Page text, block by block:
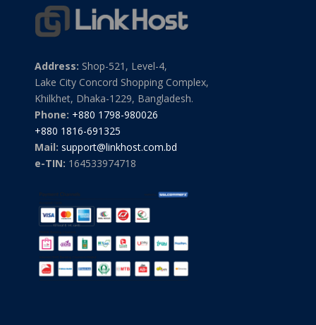
Address: Shop-521, Level-4,
Lake City Concord Shopping Complex,
Khilkhet, Dhaka-1229, Bangladesh.
Phone: +880 1798-980026
+880 1816-691325
Mail: support@linkhost.com.bd
e-TIN: 164533974718